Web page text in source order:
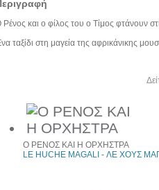
Ρένος και ο φίλος του ο Τίμος φτάνουν
ταξίδι στη μαγεία της αφρικάνικης
Ο ΡΕΝΟΣ ΚΑΙ Η ΟΡΧΗΣΤΡΑ
LE HUCHE MAGALI - ΛΕ ΧΟΥΣ